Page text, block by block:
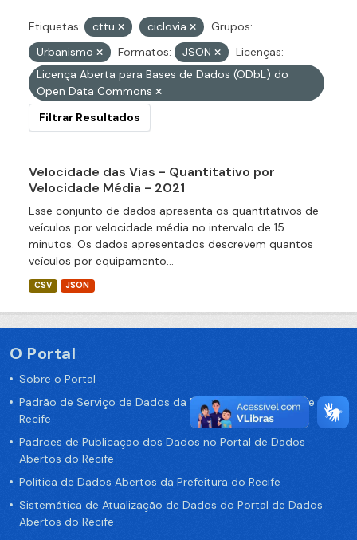
Etiquetas: cttu ciclovia
Grupos:
Urbanismo
Formatos: JSON
Licenças:
Licença Aberta para Bases de Dados (ODbL) do
Open Data Commons
Filtrar Resultados
Velocidade das Vias - Quantitativo por
Velocidade Média - 2021
Esse conjunto de dados apresenta os quantitativos de
veículos por velocidade média no intervalo de 15
minutos. Os dados apresentados descrevem quantos
veículos por equipamento...
CSV JSON
O Portal
Sobre o Portal
Padrão de Serviço de Dados da Prefeitura da Cidade de
Recife
Padrões de Publicação dos Dados no Portal de Dados
Abertos do Recife
Política de Dados Abertos da Prefeitura do Recife
Sistemática de Atualização de Dados do Portal de Dados
Abertos do Recife